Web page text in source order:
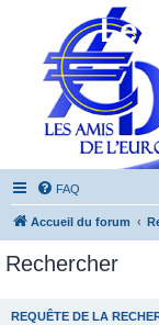
FAQ
Accueil du forum
Rechercher
REQUÊTE DE LA